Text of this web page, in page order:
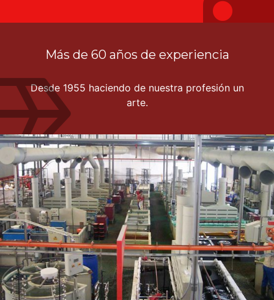
Más de 60 años de experiencia
Desde 1955 haciendo de nuestra profesión un
arte.